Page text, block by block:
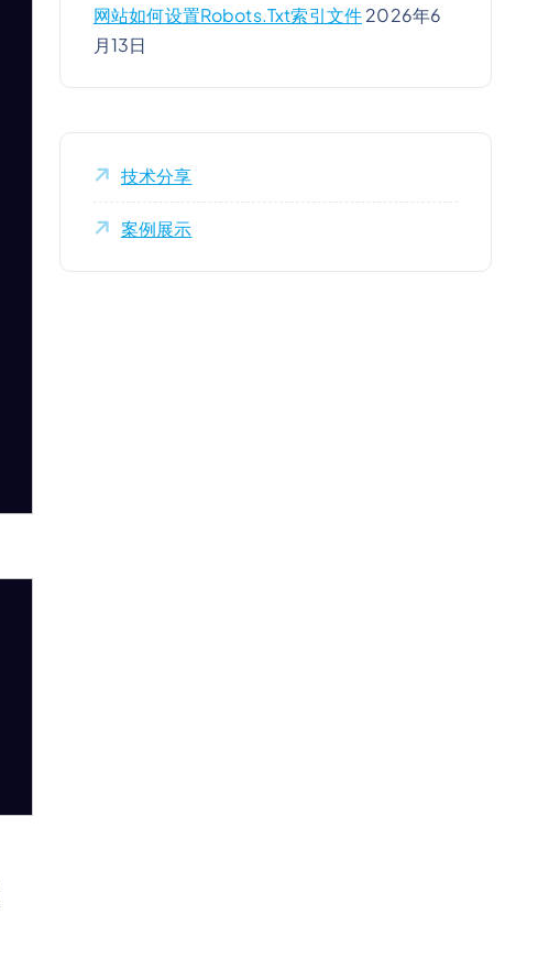
网站如何设置robots.txt索引文件2026年6
月13日
技术分享
案例展示